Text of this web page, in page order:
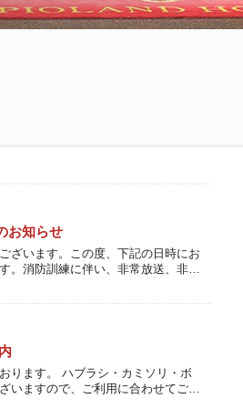
お知らせ
ざいます。この度、下記の日時にお
。消防訓練に伴い、非常放送、非常
ります。 ハブラシ・カミソリ・ボ
いますので、ご利用に合わせてご自